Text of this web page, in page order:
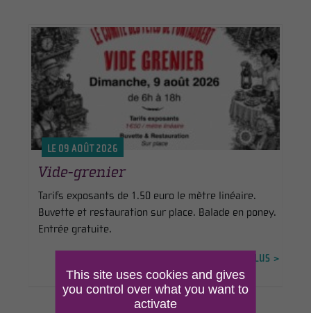
LE 09 AOÛT 2026
Vide-grenier
Tarifs exposants de 1.50 euro le mètre linéaire.
Buvette et restauration sur place. Balade en poney.
Entrée gratuite.
EN SAVOIR PLUS >
This site uses cookies and gives
you control over what you want to
activate